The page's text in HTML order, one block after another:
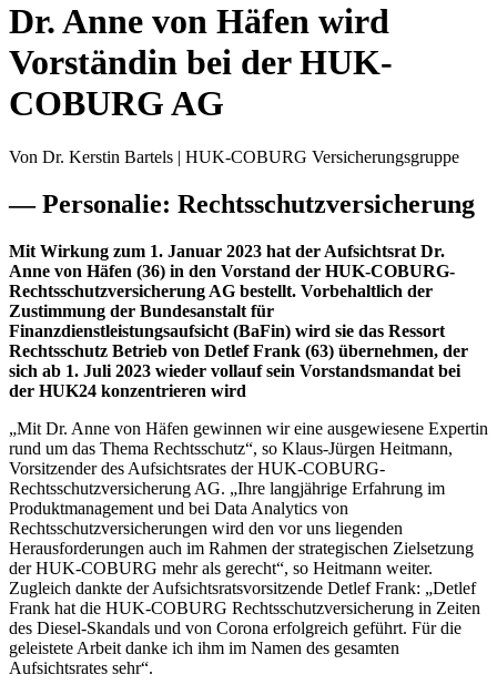
Dr. Anne von Häfen wird
Vorständin bei der HUK-
COBURG AG
Von Dr. Kerstin Bartels | HUK-COBURG Versicherungsgruppe
— Personalie: Rechtsschutzversicherung
Mit Wirkung zum 1. Januar 2023 hat der Aufsichtsrat Dr.
Anne von Häfen (36) in den Vorstand der HUK-COBURG-
Rechtsschutzversicherung AG bestellt. Vorbehaltlich der
Zustimmung der Bundesanstalt für
Finanzdienstleistungsaufsicht (BaFin) wird sie das Ressort
Rechtsschutz Betrieb von Detlef Frank (63) übernehmen, der
sich ab 1. Juli 2023 wieder vollauf sein Vorstandsmandat bei
der HUK24 konzentrieren wird
„Mit Dr. Anne von Häfen gewinnen wir eine ausgewiesene Expertin
rund um das Thema Rechtsschutz“, so Klaus-Jürgen Heitmann,
Vorsitzender des Aufsichtsrates der HUK-COBURG-
Rechtsschutzversicherung AG. „Ihre langjährige Erfahrung im
Produktmanagement und bei Data Analytics von
Rechtsschutzversicherungen wird den vor uns liegenden
Herausforderungen auch im Rahmen der strategischen Zielsetzung
der HUK-COBURG mehr als gerecht“, so Heitmann weiter.
Zugleich dankte der Aufsichtsratsvorsitzende Detlef Frank: „Detlef
Frank hat die HUK-COBURG Rechtsschutzversicherung in Zeiten
des Diesel-Skandals und von Corona erfolgreich geführt. Für die
geleistete Arbeit danke ich ihm im Namen des gesamten
Aufsichtsrates sehr“.